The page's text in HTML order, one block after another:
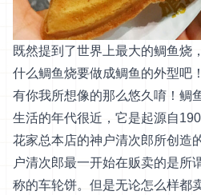
既然提到了世界上最大的鲷鱼烧
什么鲷鱼烧要做成鲷鱼的外型吧
有你我所想像的那么悠久唷！鲷
生活的年代很近，它是起源自
花家总本店的神户清次郎所创造
户清次郎最一开始在贩卖的是所
称的车轮饼。但是无论怎么样都